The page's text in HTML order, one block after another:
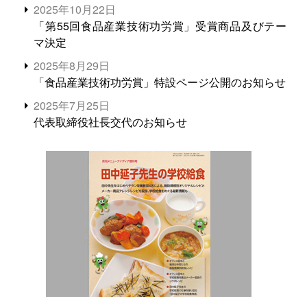
2025年10月22日
「第55回食品産業技術功労賞」受賞商品及びテー
マ決定
2025年8月29日
「食品産業技術功労賞」特設ページ公開のお知らせ
2025年7月25日
代表取締役社長交代のお知らせ